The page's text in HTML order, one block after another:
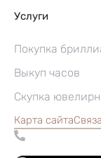
Услуги
Покупка
Выкуп часов
Скупка
Карта сайта